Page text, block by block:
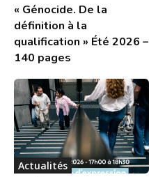
« Génocide. De la
définition à la
qualification » Été 2026 –
140 pages
Actualités